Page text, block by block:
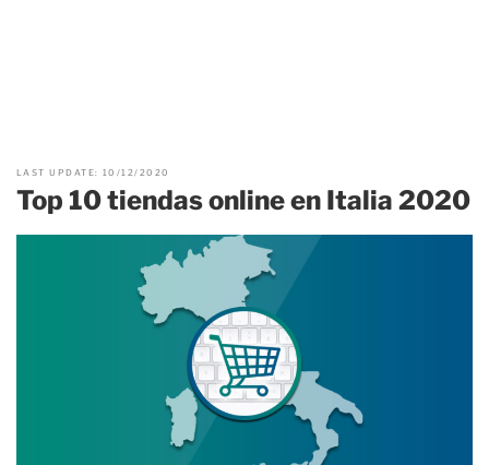
LAST UPDATE: 10/12/2020
Top 10 tiendas online en Italia 2020